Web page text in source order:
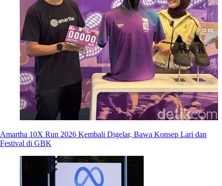
Amartha 10X Run 2026 Kembali Digelar, Bawa Konsep Lari dan
Festival di GBK